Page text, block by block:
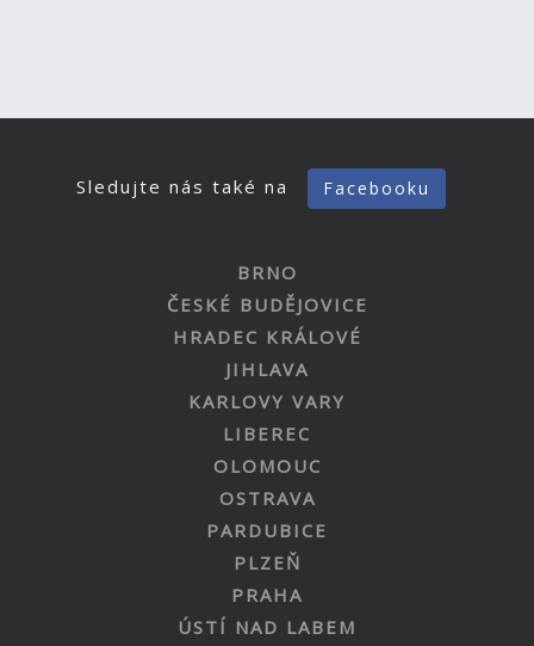
Sledujte nás také na Facebooku
BRNO
ČESKÉ BUDĚJOVICE
HRADEC KRÁLOVÉ
JIHLAVA
KARLOVY VARY
LIBEREC
OLOMOUC
OSTRAVA
PARDUBICE
PLZEŇ
PRAHA
ÚSTÍ NAD LABEM